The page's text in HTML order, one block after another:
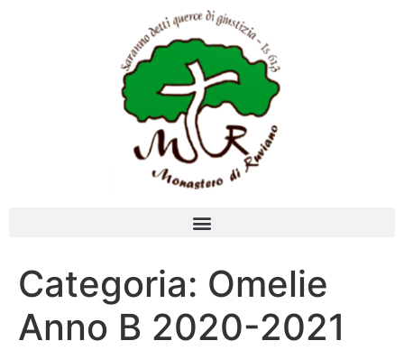
Categoria: Omelie
Anno B 2020-2021